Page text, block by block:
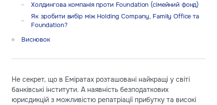
Холдингова компанія проти Foundation (сімейний фонд)
Як зробити вибір між Holding Company, Family Office та
Foundation?
Висновок
Не секрет, що в Еміратах розташовані найкращі у світі
банківські інститути. А наявність безподаткових
юрисдикцій з можливістю репатріації прибутку та високі